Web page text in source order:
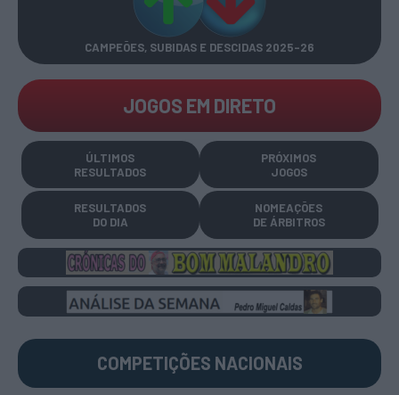
CAMPEÕES, SUBIDAS E DESCIDAS 2025-26
JOGOS EM DIRETO
ÚLTIMOS
RESULTADOS
PRÓXIMOS
JOGOS
RESULTADOS
DO DIA
NOMEAÇÕES
DE ÁRBITROS
COMPETIÇÕES NACIONAIS